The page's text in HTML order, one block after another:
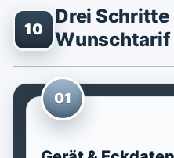
10
Drei Schritte
Wunschtarif
01